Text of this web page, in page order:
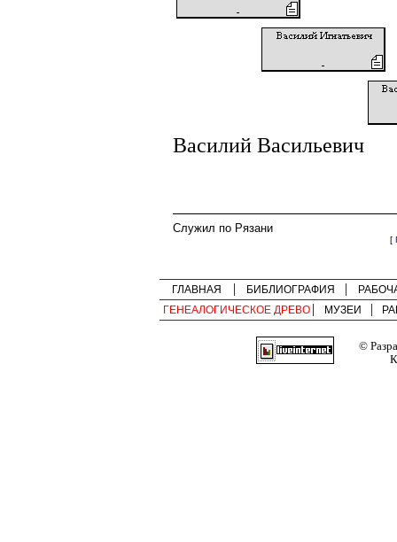
Василий Васильевич
Служил по Рязани
[
ГЛАВНАЯ БИБЛИОГРАФИЯ
ГЕНЕАЛОГИЧЕСКОЕ ДРЕВО
МУЗЕИ
©